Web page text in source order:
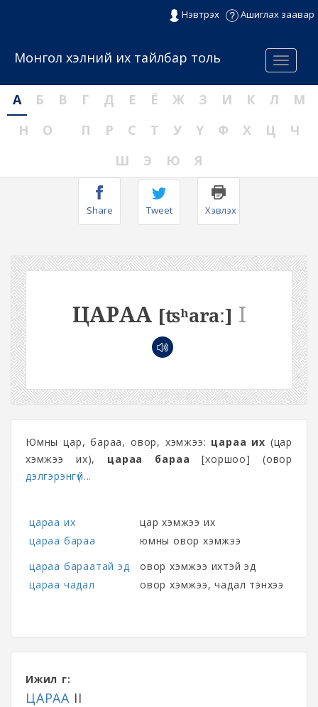
Нэвтрэх Ашиглах заавар
Menu
Монгол хэлний их тайлбар толь
А Б В Г Д Е Ё Ж З И К Л
М
Н
О П Р С Т У Ү Ф Х Ц
Ч
Ш
Э Ю Я
Share Tweet Хэвлэх
ЦАРАА [ʦʰaraː] I
Юмны цар, бараа, овор, хэмжээ: цараа их (цар
хэмжээ их),
цараа бараа [хоршоо] (овор
дэлгэрэнгүй...
цараа их
цар хэмжээ их
цараа бараа
юмны овор хэмжээ
цараа бараатай эд
овор хэмжээ ихтэй эд
цараа чадал
овор хэмжээ, чадал тэнхээ
Ижил үг:
ЦАРАА II